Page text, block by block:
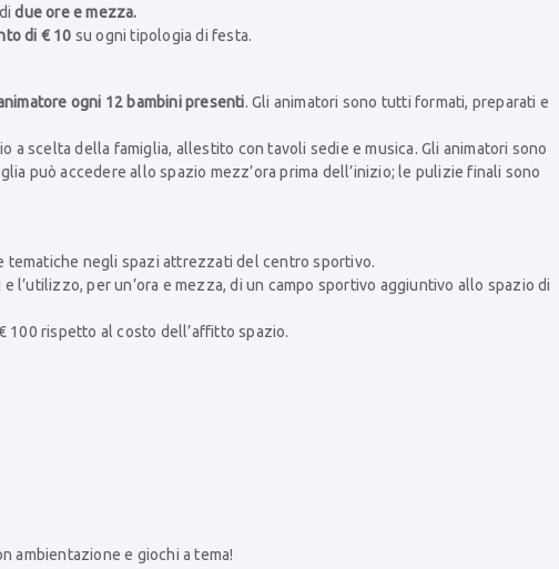
due ore e mezza.
di € 10 su ogni tipologia di festa.
ogni 12 bambini presenti. Gli animatori sono tutti formati, preparati e
a scelta della famiglia, allestito con tavoli sedie e musica. Gli animatori sono
può accedere allo spazio mezz’ora prima dell’inizio; le pulizie finali sono
tematiche negli spazi attrezzati del centro sportivo.
l’utilizzo, per un’ora e mezza, di un campo sportivo aggiuntivo allo spazio di
100 rispetto al costo dell’affitto spazio.
ambientazione e giochi a tema!